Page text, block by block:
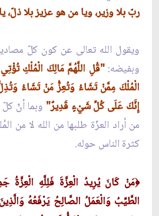
ربّ بلا وزير، ويا من هو عزيز بلا
ويقول الله تعالى عن كون كلّ
وبفيضه:"قُلِ اللَّهُمَّ مَالِكَ الْمُلْكِ
الْمُلْكَ مِمَّنْ تَشَاءُ وَتُعِزُّ مَنْ تَشَاءُ
إِنَّكَ عَلَى كُلِّ شَيْءٍ قَدِيرٌ" وبما أنّ
من أراد العزّة طلبها من الله لا من
كثرة الناس حوله.
﴿مَنْ كَانَ يُرِيدُ الْعِزَّةَ فَلِلَّهِ الْعِزَّةُ
الطَّيِّبُ وَالْعَمَلُ الصَّالِحُ يَرْفَعُهُ